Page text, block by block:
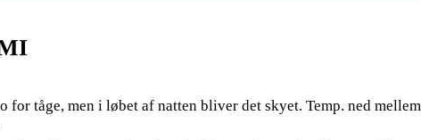
tåge, men i løbet af natten bliver det skyet. Temp. ned mellem